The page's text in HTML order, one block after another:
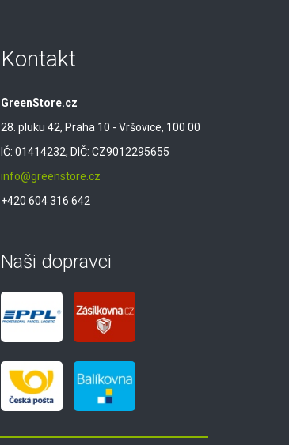
Kontakt
GreenStore.cz
28. pluku 42, Praha 10 - Vršovice, 100 00
IČ: 01414232, DIČ: CZ9012295655
info@greenstore.cz
+420 604 316 642
Naši dopravci